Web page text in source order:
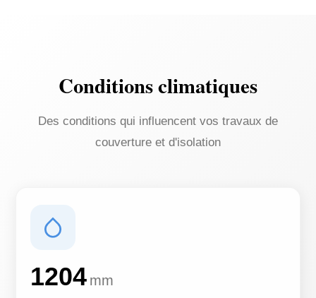
Conditions climatiques
Des conditions qui influencent vos travaux de
couverture et d'isolation
1204 mm